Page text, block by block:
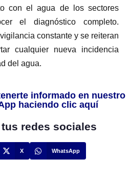
con el agua de los sectores
el diagnóstico completo.
constante y se reiteran
cualquier nueva incidencia
del agua.
informado en nuestro
haciendo clic aquí
redes sociales
X WhatsApp